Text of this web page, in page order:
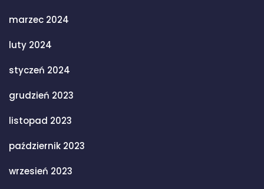
marzec 2024
luty 2024
styczeń 2024
grudzień 2023
listopad 2023
październik 2023
wrzesień 2023